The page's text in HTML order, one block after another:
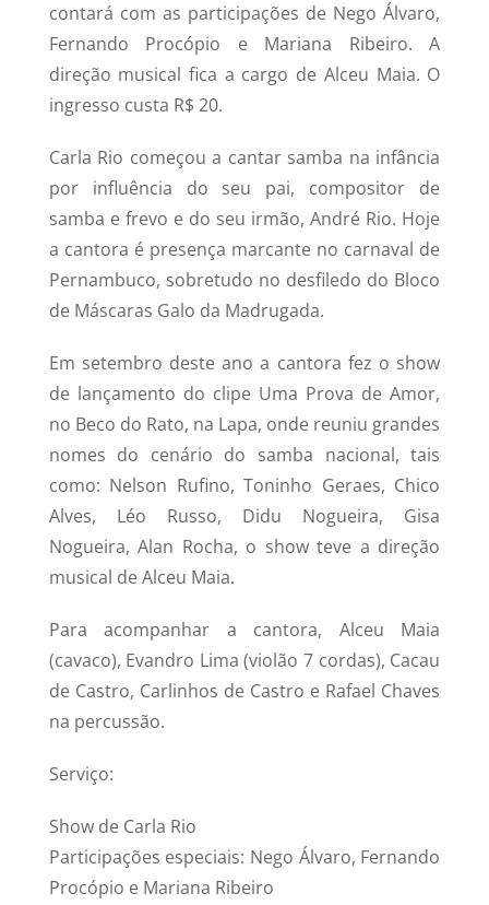
contará com as participações de Nego Álvaro,
Fernando Procópio e Mariana Ribeiro. A
direção musical fica a cargo de Alceu Maia. O
ingresso custa R$ 20.
Carla Rio começou a cantar samba na infância
por influência do seu pai, compositor de
samba e frevo e do seu irmão, André Rio. Hoje
a cantora é presença marcante no carnaval de
Pernambuco, sobretudo no desfiledo do Bloco
de Máscaras Galo da Madrugada.
Em setembro deste ano a cantora fez o show
de lançamento do clipe Uma Prova de Amor,
no Beco do Rato, na Lapa, onde reuniu grandes
nomes do cenário do samba nacional, tais
como: Nelson Rufino, Toninho Geraes, Chico
Alves, Léo Russo, Didu Nogueira, Gisa
Nogueira, Alan Rocha, o show teve a direção
musical de Alceu Maia.
Para acompanhar a cantora, Alceu Maia
(cavaco), Evandro Lima (violão 7 cordas), Cacau
de Castro, Carlinhos de Castro e Rafael Chaves
na percussão.
Serviço:
Show de Carla Rio
Participações especiais: Nego Álvaro, Fernando
Procópio e Mariana Ribeiro